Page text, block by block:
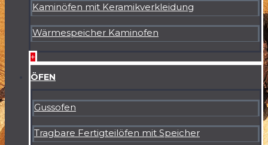
Kaminöfen mit Keramikverkleidung
Wärmespeicher Kaminofen
+
ÖFEN
Gussofen
Tragbare Fertigteilöfen mit Speicher